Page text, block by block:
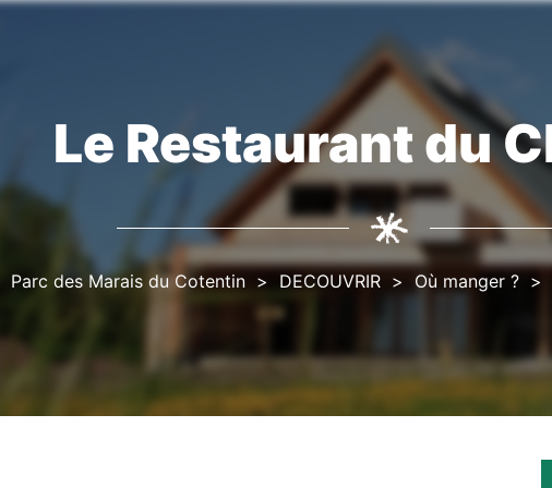
Fil
d'Ariane
Le Restaurant du
Parc des Marais du Cotentin DECOUVRIR Où manger ?